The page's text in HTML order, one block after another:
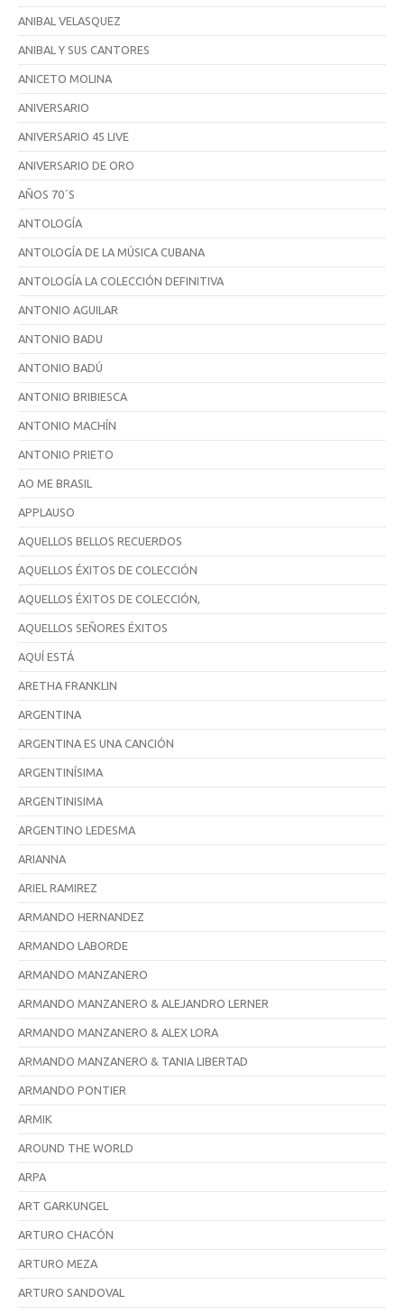
ANIBAL VELASQUEZ
ANIBAL Y SUS CANTORES
ANICETO MOLINA
ANIVERSARIO
ANIVERSARIO 45 LIVE
ANIVERSARIO DE ORO
AÑOS 70´S
ANTOLOGÍA
ANTOLOGÍA DE LA MÚSICA CUBANA
ANTOLOGÍA LA COLECCIÓN DEFINITIVA
ANTONIO AGUILAR
ANTONIO BADU
ANTONIO BADÚ
ANTONIO BRIBIESCA
ANTONIO MACHÍN
ANTONIO PRIETO
AO ME BRASIL
APPLAUSO
AQUELLOS BELLOS RECUERDOS
AQUELLOS ÉXITOS DE COLECCIÓN
AQUELLOS ÉXITOS DE COLECCIÓN,
AQUELLOS SEÑORES ÉXITOS
AQUÍ ESTÁ
ARETHA FRANKLIN
ARGENTINA
ARGENTINA ES UNA CANCIÓN
ARGENTINÍSIMA
ARGENTINISIMA
ARGENTINO LEDESMA
ARIANNA
ARIEL RAMIREZ
ARMANDO HERNANDEZ
ARMANDO LABORDE
ARMANDO MANZANERO
ARMANDO MANZANERO & ALEJANDRO LERNER
ARMANDO MANZANERO & ALEX LORA
ARMANDO MANZANERO & TANIA LIBERTAD
ARMANDO PONTIER
ARMIK
AROUND THE WORLD
ARPA
ART GARKUNGEL
ARTURO CHACÓN
ARTURO MEZA
ARTURO SANDOVAL